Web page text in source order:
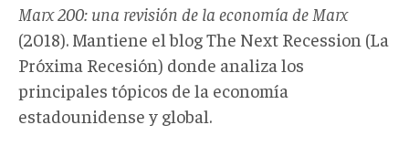
Marx 200: una revisión de la economía de Marx
(2018). Mantiene el blog The Next Recession (La
Próxima Recesión) donde analiza los
principales tópicos de la economía
estadounidense y global.